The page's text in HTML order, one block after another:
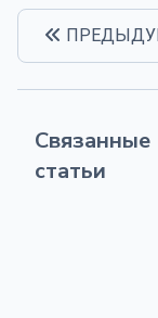
Связанные
статьи